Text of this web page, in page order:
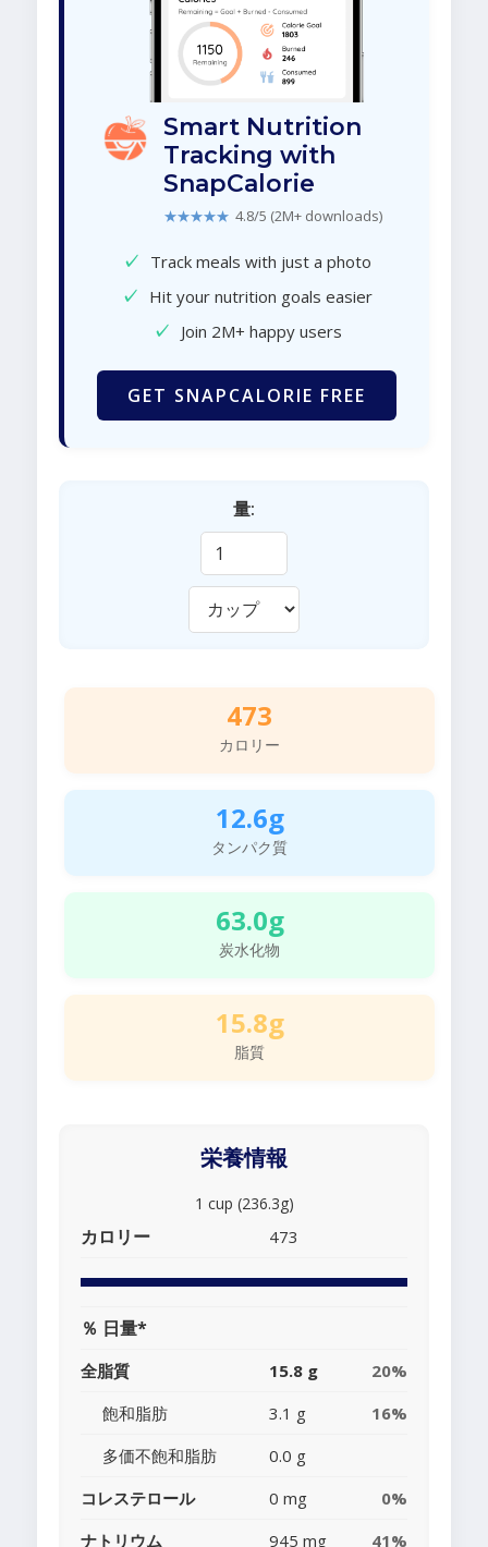
Smart Nutrition
Tracking with
SnapCalorie
★★★★★ 4.8/5 (2M+ downloads)
✓ Track meals with just a photo
✓ Hit your nutrition goals easier
✓ Join 2M+ happy users
GET SNAPCALORIE FREE
量:
473
カロリー
12.6g
タンパク質
63.0g
炭水化物
15.8g
脂質
栄養情報
1 cup (236.3g)
カロリー 473
％ 日量*
全脂質 15.8 g
20%
飽和脂肪
3.1 g
16%
多価不飽和脂肪
0.0 g
コレステロール
0 mg
0%
ナトリウム
945 mg 41%